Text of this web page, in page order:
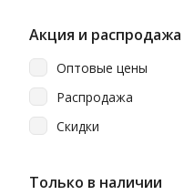
Акция и распродажа
Оптовые цены
Распродажа
Скидки
Только в наличии